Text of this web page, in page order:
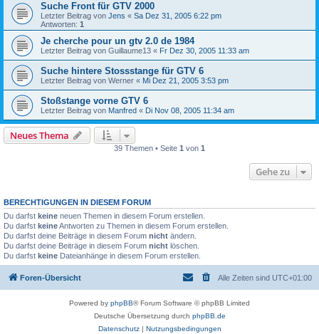
Suche Front für GTV 2000
Letzter Beitrag von Jens « Sa Dez 31, 2005 6:22 pm
Antworten: 1
Je cherche pour un gtv 2.0 de 1984
Letzter Beitrag von Guillaume13 « Fr Dez 30, 2005 11:33 am
Suche hintere Stossstange für GTV 6
Letzter Beitrag von Werner « Mi Dez 21, 2005 3:53 pm
Stoßstange vorne GTV 6
Letzter Beitrag von Manfred « Di Nov 08, 2005 11:34 am
Neues Thema
39 Themen • Seite 1 von 1
Gehe zu
BERECHTIGUNGEN IN DIESEM FORUM
Du darfst keine neuen Themen in diesem Forum erstellen.
Du darfst keineAntworten zu Themen in diesem Forum erstellen.
Du darfst deine Beiträge in diesem Forum nicht ändern.
Du darfst deine Beiträge in diesem Forum nicht löschen.
Du darfst keine Dateianhänge in diesem Forum erstellen.
Foren-Übersicht Alle Zeiten sind UTC+01:00
Powered by phpBB® Forum Software © phpBB Limited
Deutsche Übersetzung durch phpBB.de
Datenschutz| Nutzungsbedingungen